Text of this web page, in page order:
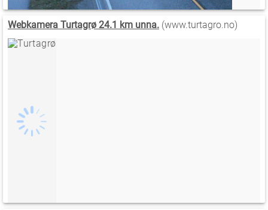
Webkamera Turtagrø 24.1 km unna. (www.turtagro.no)